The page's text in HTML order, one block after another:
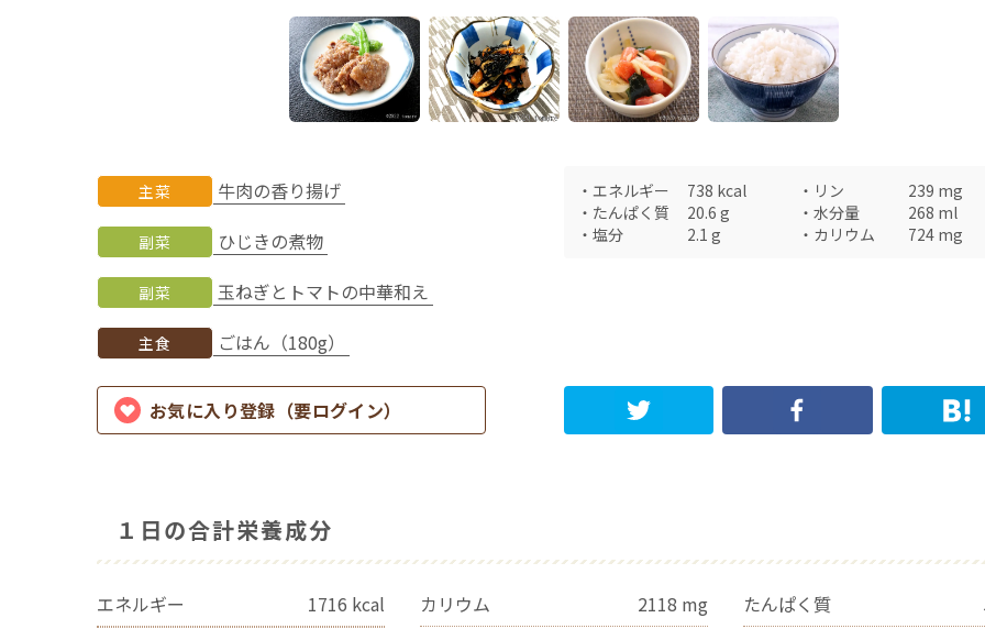
主菜 牛肉の香り揚げ
副菜 ひじきの煮物
副菜 玉ねぎとトマトの中華和え
主食 ごはん（180g）
・ エネルギー 738 kcal ・ リン 239 mg
・ たんぱく質 20.6 g ・ 水分量 268 ml
・ 塩分 2.1 g ・ カリウム 724 mg
お気に入り登録（要ログイン）
１日の合計栄養成分
エネルギー 1716 kcal カリウム 2118 mg たんぱく質